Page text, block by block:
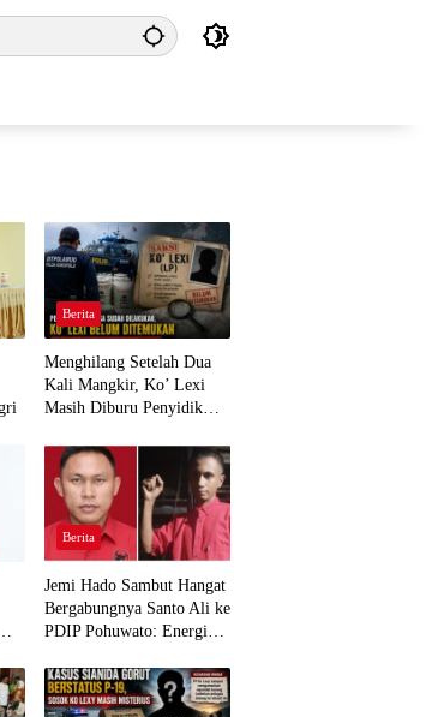
Berita
Menghilang Setelah Dua
Kali Mangkir, Ko’ Lexi
Masih Diburu Penyidik
Berita
Jemi Hado Sambut Hangat
Bergabungnya Santo Ali ke
PDIP Pohuwato: Energi
Rakyat